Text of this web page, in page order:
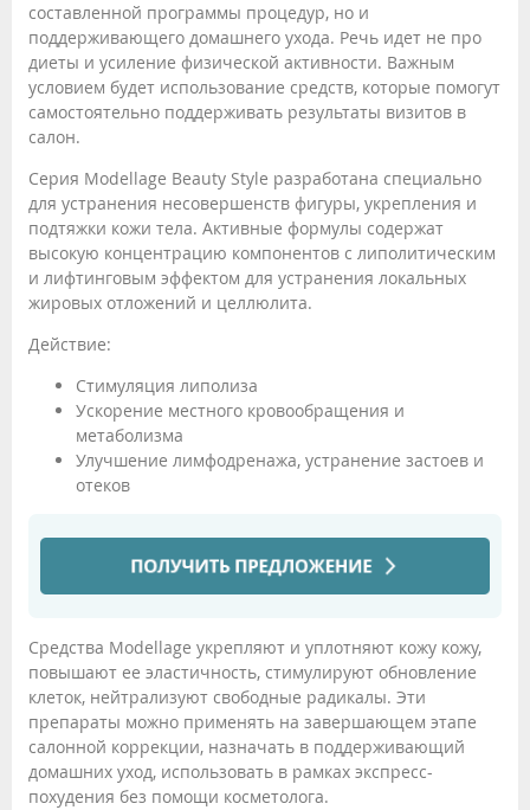
составленной программы процедур, но и
поддерживающего домашнего ухода. Речь идет не про
диеты и усиление физической активности. Важным
условием будет использование средств, которые помогут
самостоятельно поддерживать результаты визитов в
салон.
Серия Modellage Beauty Style разработана специально
для устранения несовершенств фигуры, укрепления и
подтяжки кожи тела. Активные формулы содержат
высокую концентрацию компонентов с липолитическим
и лифтинговым эффектом для устранения локальных
жировых отложений и целлюлита.
Действие:
Стимуляция липолиза
Ускорение местного кровообращения и
метаболизма
Улучшение лимфодренажа, устранение застоев и
отеков
Средства Modellage укрепляют и уплотняют кожу кожу,
повышают ее эластичность, стимулируют обновление
клеток, нейтрализуют свободные радикалы. Эти
препараты можно применять на завершающем этапе
салонной коррекции, назначать в поддерживающий
домашних уход, использовать в рамках экспресс-
похудения без помощи косметолога.